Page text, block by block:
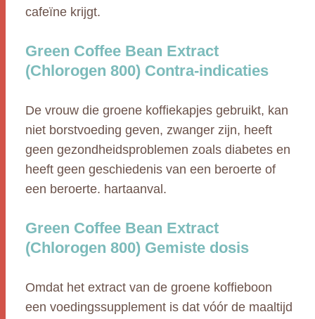
cafeïne krijgt.
Green Coffee Bean Extract
(Chlorogen 800) Contra-indicaties
De vrouw die groene koffiekapjes gebruikt, kan
niet borstvoeding geven, zwanger zijn, heeft
geen gezondheidsproblemen zoals diabetes en
heeft geen geschiedenis van een beroerte of
een beroerte. hartaanval.
Green Coffee Bean Extract
(Chlorogen 800) Gemiste dosis
Omdat het extract van de groene koffieboon
een voedingssupplement is dat vóór de maaltijd